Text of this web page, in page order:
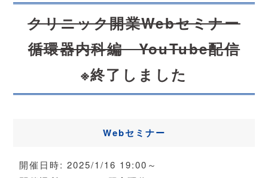
クリニック開業Webセミナー
循環器内科編 YouTube配信
※終了しました
Webセミナー
開催日時:2025/1/16 19:00～